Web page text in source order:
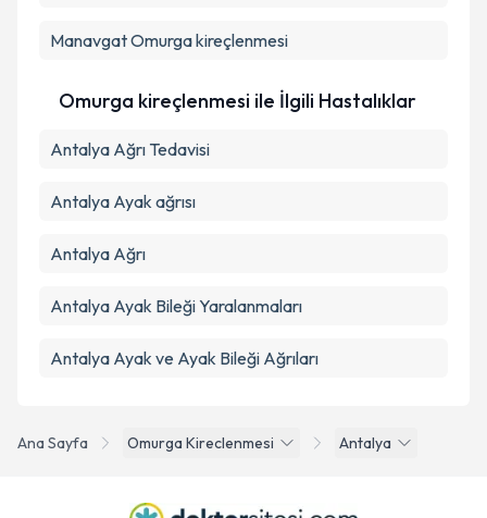
Takvim Talebini Gönder
Ana Sayfa Omurga Kireclenmesi Antalya
ManavgatOmurga kireçlenmesi
Omurga kireçlenmesi ile İlgili Hastalıklar
Antalya Ağrı Tedavisi
Antalya Ayak ağrısı
Antalya Ağrı
Antalya Ayak Bileği Yaralanmaları
Antalya Ayak ve Ayak Bileği Ağrıları